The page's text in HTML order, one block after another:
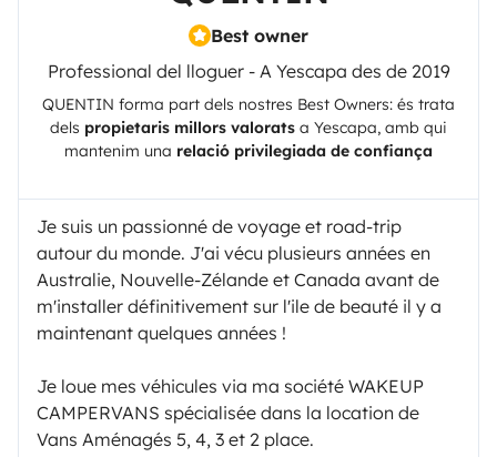
Best owner
Professional del lloguer - A Yescapa des de 2019
QUENTIN forma part dels nostres Best Owners: és trata
dels propietaris millors valorats a Yescapa, amb qui
mantenim una relació privilegiada de confiança
Je suis un passionné de voyage et road-trip
autour du monde. J'ai vécu plusieurs années en
Australie, Nouvelle-Zélande et Canada avant de
m'installer définitivement sur l'ile de beauté il y a
maintenant quelques années !
Je loue mes véhicules via ma société WAKEUP
CAMPERVANS spécialisée dans la location de
Vans Aménagés 5, 4, 3 et 2 place.